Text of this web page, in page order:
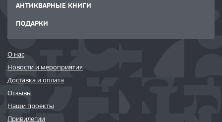
АНТИКВАРНЫЕ КНИГИ
ПОДАРКИ
О нас
Новости и мероприятия
Доставка и оплата
Отзывы
Наши проекты
Привилегии